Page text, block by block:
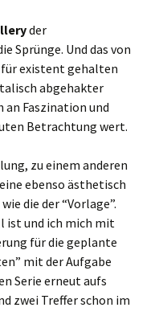
der
Sprünge. Und das von
existent gehalten
abgehakter
Faszination und
Betrachtung wert.
zu einem anderen
ebenso ästhetisch
die der “Vorlage”.
ist und ich mich mit
für die geplante
mit der Aufgabe
Serie erneut aufs
zwei Treffer schon im